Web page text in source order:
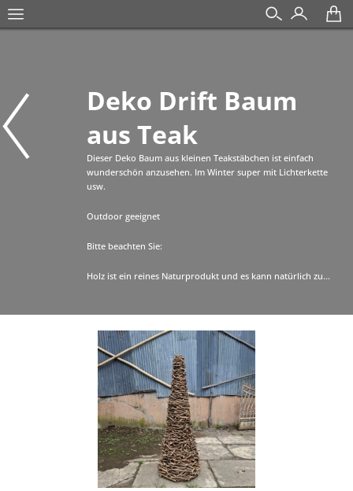
Deko Drift Baum
aus Teak
Dieser Deko Baum aus kleinen Teakstäbchen ist einfach
wunderschön anzusehen. Im Winter super mit Lichterkette
usw.
Outdoor geeignet
Bitte beachten Sie:
Holz ist ein reines Naturprodukt und es kann natürlich zu...